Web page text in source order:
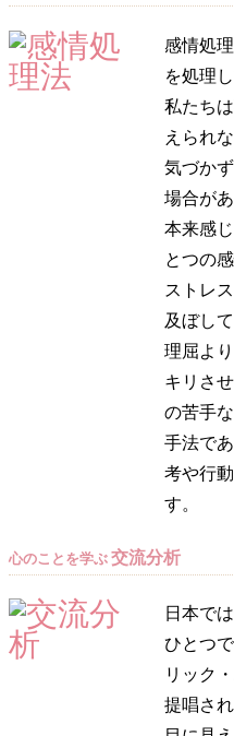
感情処
を処理
私たち
えられ
気づか
場合があ
本来感
とつの
ストレ
及ぼし
理屈よ
キリさ
の苦手
手法で
考や行
す。
心のことを学ぶ 交流分析
日本で
ひとつ
リック
提唱され